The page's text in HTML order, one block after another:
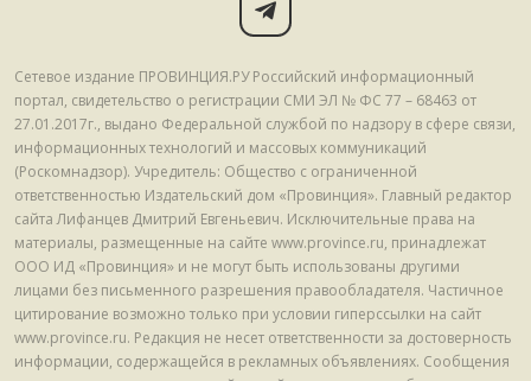
Сетевое издание ПРОВИНЦИЯ.РУ Российский информационный
портал, свидетельство о регистрации СМИ ЭЛ № ФС 77 – 68463 от
27.01.2017г., выдано Федеральной службой по надзору в сфере связи,
информационных технологий и массовых коммуникаций
(Роскомнадзор). Учредитель: Общество с ограниченной
ответственностью Издательский дом «Провинция». Главный редактор
сайта Лифанцев Дмитрий Евгеньевич. Исключительные права на
материалы, размещенные на сайте www.province.ru, принадлежат
ООО ИД «Провинция» и не могут быть использованы другими
лицами без письменного разрешения правообладателя. Частичное
цитирование возможно только при условии гиперссылки на сайт
www.province.ru. Редакция не несет ответственности за достоверность
информации, содержащейся в рекламных объявлениях. Сообщения